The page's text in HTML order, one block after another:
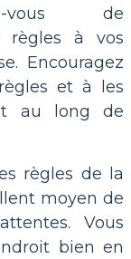
vous de
règles à vos
Encouragez
et à les
au long de
règles de la
moyen de
Vous
bien en